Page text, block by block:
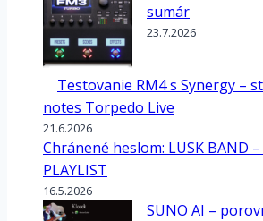
sumár
23.7.2026
Testovanie RM4 s Synergy –
notes Torpedo Live
21.6.2026
Chránené heslom: LUSK BAND –
PLAYLIST
16.5.2026
SUNO AI –